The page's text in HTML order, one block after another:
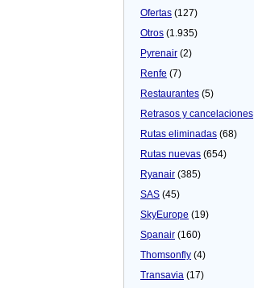
Ofertas (127)
Otros (1.935)
Pyrenair (2)
Renfe (7)
Restaurantes (5)
Retrasos y cancelaciones
Rutas eliminadas (68)
Rutas nuevas (654)
Ryanair (385)
SAS (45)
SkyEurope (19)
Spanair (160)
Thomsonfly (4)
Transavia (17)